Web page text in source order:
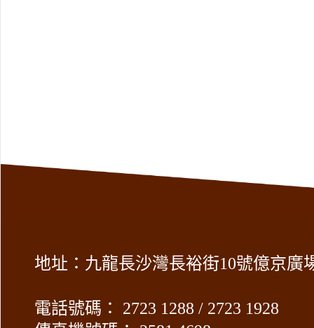
地址：九龍長沙灣長裕街10號億京廣
電話號碼： 2723 1288 / 2723 1928